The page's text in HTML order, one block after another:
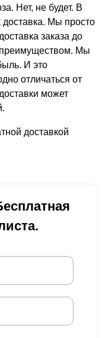
Нет, не будет. В
доставка. Мы просто
заказа до
Мы
И это
отличаться от
может
доставкой